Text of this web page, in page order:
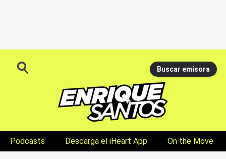
Buscar emisora
Podcasts Descarga el iHeart App On the Move